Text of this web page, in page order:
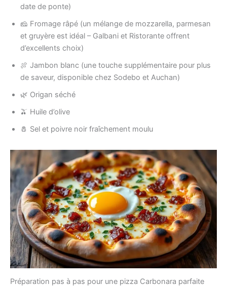
date de ponte)
🧀 Fromage râpé (un mélange de mozzarella, parmesan
et gruyère est idéal – Galbani et Ristorante offrent
d’excellents choix)
🍖 Jambon blanc (une touche supplémentaire pour plus
de saveur, disponible chez Sodebo et Auchan)
🌿 Origan séché
🫒 Huile d’olive
🧂 Sel et poivre noir fraîchement moulu
Préparation pas à pas pour une pizza Carbonara parfaite